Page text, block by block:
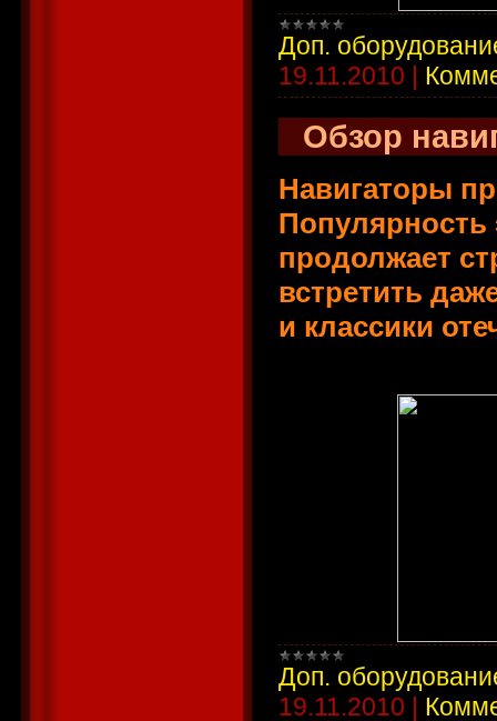
Доп.
19.11.2010 |
Обзор
Навигаторы
Популярность
продолжает
встретить
и классики
Доп.
19.11.2010 |